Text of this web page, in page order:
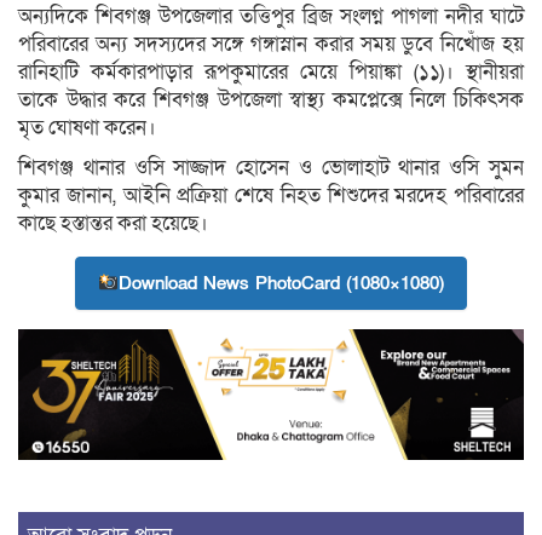
অন্যদিকে শিবগঞ্জ উপজেলার তত্তিপুর ব্রিজ সংলগ্ন পাগলা নদীর ঘাটে
পরিবারের অন্য সদস্যদের সঙ্গে গঙ্গাস্নান করার সময় ডুবে নিখোঁজ হয়
রানিহাটি কর্মকারপাড়ার রূপকুমারের মেয়ে পিয়াঙ্কা (১১)। স্থানীয়রা
তাকে উদ্ধার করে শিবগঞ্জ উপজেলা স্বাস্থ্য কমপ্লেক্সে নিলে চিকিৎসক
মৃত ঘোষণা করেন।
শিবগঞ্জ থানার ওসি সাজ্জাদ হোসেন ও ভোলাহাট থানার ওসি সুমন
কুমার জানান, আইনি প্রক্রিয়া শেষে নিহত শিশুদের মরদেহ পরিবারের
কাছে হস্তান্তর করা হয়েছে।
Download News PhotoCard (1080×1080)